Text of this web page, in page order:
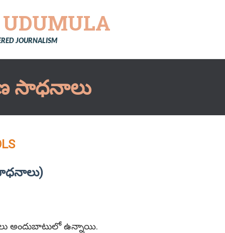
UDUMULA
JOURNALISM
సాధనాలు
అందుబాటులో ఉన్నాయి.